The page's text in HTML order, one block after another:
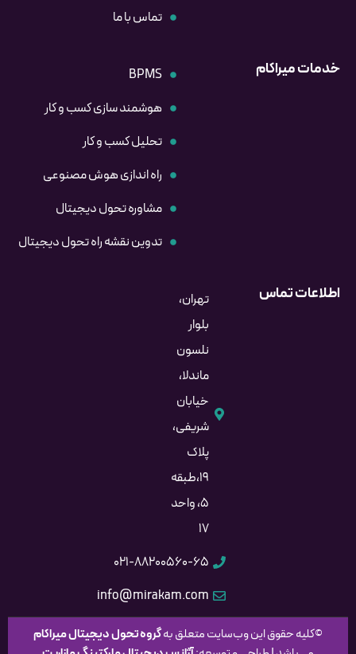
تماس با ما
خدمات میراکام
BPMS
هوشمند سازی کسب و کار
تحلیل کسب و کار
راه اندازی هوش مصنوعی
مشاوره تحول دیجیتال
تدوین نقشه راه تحول دیجیتال
اطلاعات تماس
تهران،
بلوار
نلسون
ماندلا،
خیابان
شریفی،
پلاک
۱۹،طبقه
۵، واحد
۱۷
۰۲۱-۸۸۲۰۰۵۶۰-۶۵
info@mirakam.com
©کلیه حقوق این وب‌سایت متعلق بهگروهتحول دیجیتال میراکام